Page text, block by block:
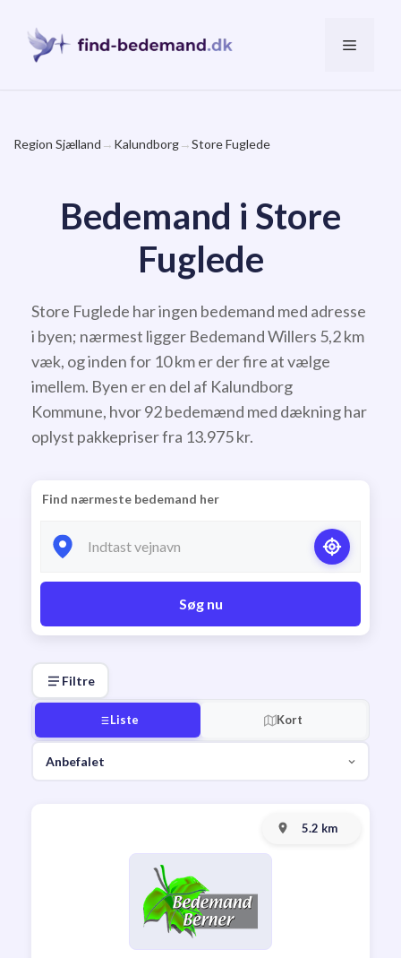
indhold
Menu
Region Sjælland → Kalundborg→Store Fuglede
Bedemand i Store
Fuglede
Store Fuglede har ingen bedemand med adresse
i byen; nærmest ligger Bedemand Willers 5,2 km
væk, og inden for 10 km er der fire at vælge
imellem. Byen er en del af Kalundborg
Kommune, hvor 92 bedemænd med dækning har
oplyst pakkepriser fra 13.975 kr.
Find nærmeste bedemand her
Søg nu
Filtre
Liste Kort
5.2 km